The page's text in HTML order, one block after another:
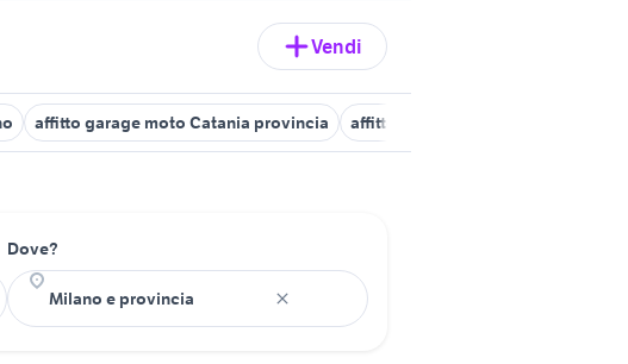
Vendi
affitto garage moto Catania provincia affitto garage moto e scooter
Dove?